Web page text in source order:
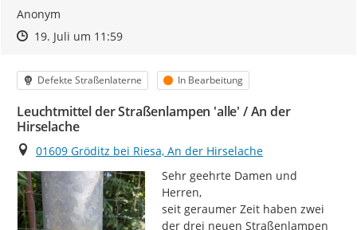
Anonym
Zeitpunkt des Erstellens
Zeitpunkt des Erstellens
19. Juli um 11:59Zur Äußerung
Kategorie
Defekte Straßenlaterne Status
In Bearbeitung
Leuchtmittel der Straßenlampen 'alle' / An der
Hirselache
Ort
01609 Gröditz bei Riesa, An der Hirselache
Sehr geehrte Damen und
Herren,
seit geraumer Zeit haben zwei
der drei neuen Straßenlampen